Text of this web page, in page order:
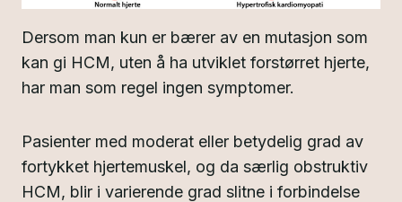
Dersom man kun er bærer av en mutasjon som
kan gi HCM, uten å ha utviklet forstørret hjerte,
har man som regel ingen symptomer.
Pasienter med moderat eller betydelig grad av
fortykket hjertemuskel, og da særlig obstruktiv
HCM, blir i varierende grad slitne i forbindelse